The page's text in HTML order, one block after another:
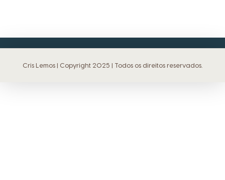
Cris Lemos | Copyright 2025 | Todos os direitos reservados.